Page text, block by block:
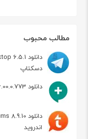
مطالب محبوب
دسکتاپ
دانلود messenger plus ! 6.00.0.773 مسنجر مایکروسافت
اندروید